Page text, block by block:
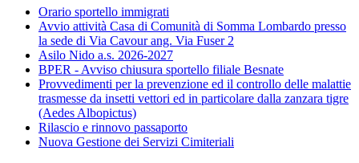
Orario sportello immigrati
Avvio attività Casa di Comunità di Somma Lombardo presso
la sede di Via Cavour ang. Via Fuser 2
Asilo Nido a.s. 2026-2027
BPER - Avviso chiusura sportello filiale Besnate
Provvedimenti per la prevenzione ed il controllo delle malattie
trasmesse da insetti vettori ed in particolare dalla zanzara tigre
(Aedes Albopictus)
Rilascio e rinnovo passaporto
Nuova Gestione dei Servizi Cimiteriali